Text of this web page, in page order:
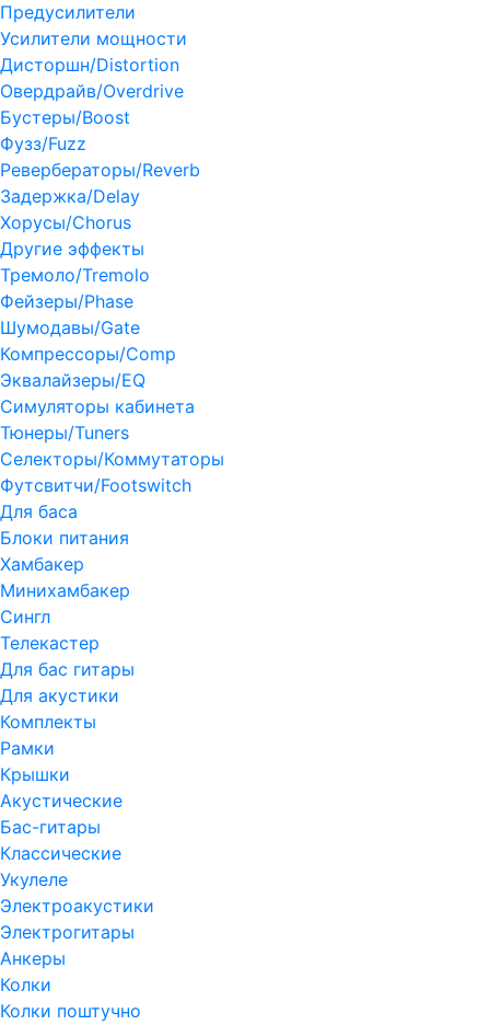
Предусилители
Усилители мощности
Дисторшн/Distortion
Овердрайв/Overdrive
Бустеры/Boost
Фузз/Fuzz
Ревербераторы/Reverb
Задержка/Delay
Хорусы/Chorus
Другие эффекты
Тремоло/Tremolo
Фейзеры/Phase
Шумодавы/Gate
Компрессоры/Comp
Эквалайзеры/EQ
Симуляторы кабинета
Тюнеры/Tuners
Селекторы/Коммутаторы
Футсвитчи/Footswitch
Для баса
Блоки питания
Хамбакер
Минихамбакер
Сингл
Телекастер
Для бас гитары
Для акустики
Комплекты
Рамки
Крышки
Акустические
Бас-гитары
Классические
Укулеле
Электроакустики
Электрогитары
Анкеры
Колки
Колки поштучно